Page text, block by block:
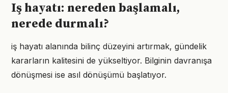
Iş hayatı: nereden başlamalı,
nerede durmalı?
iş hayatı alanında bilinç düzeyini artırmak, gündelik
kararların kalitesini de yükseltiyor. Bilginin davranışa
dönüşmesi ise asıl dönüşümü başlatıyor.